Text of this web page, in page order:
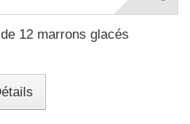
12 marrons glacés